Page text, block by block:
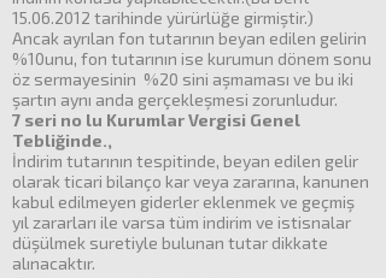
15.06.2012 tarihinde yürürlüğe girmiştir.)
Ancak ayrılan fon tutarının beyan edilen gelirin
%10unu, fon tutarının ise kurumun dönem sonu
öz sermayesinin %20 sini aşmaması ve bu iki
şartın aynı anda gerçekleşmesi zorunludur.
7 seri no lu Kurumlar Vergisi Genel
Tebliğinde.,
İndirim tutarının tespitinde, beyan edilen gelir
olarak ticari bilanço kar veya zararına, kanunen
kabul edilmeyen giderler eklenmek ve geçmiş
yıl zararları ile varsa tüm indirim ve istisnalar
düşülmek suretiyle bulunan tutar dikkate
alınacaktır.